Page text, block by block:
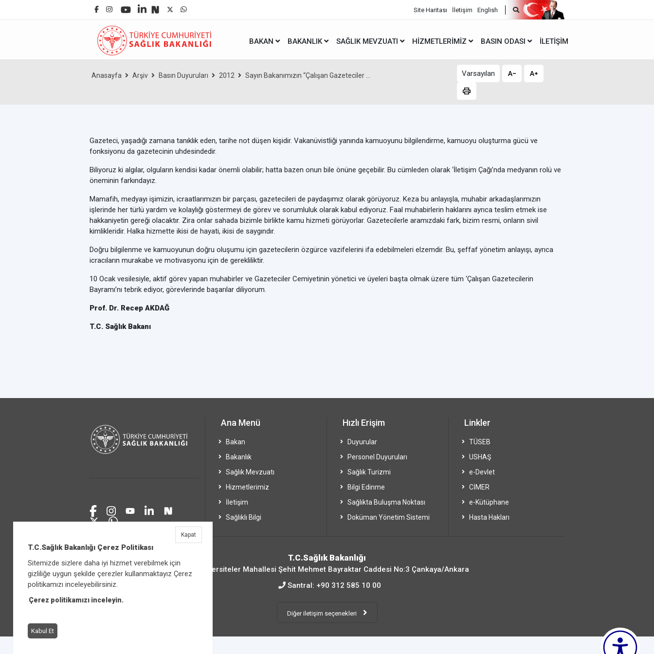
Site Haritası İletişim English
BAKAN BAKANLIK SAĞLIK MEVZUATI HIZMETLERIMIZ BASIN ODASI İLETIŞIM
Anasayfa Arşiv Basın Duyuruları 2012 Sayın Bakanımızın “Çalışan Gazeteciler ... Varsayılan
Gazeteci, yaşadığı zamana tanıklık eden, tarihe not düşen kişidir. Vakanüvistliği yanında kamuoyunu bilgilendirme, kamuoyu oluşturma gücü ve
fonksiyonu da gazetecinin uhdesindedir.
Biliyoruz ki algılar, olguların kendisi kadar önemli olabilir; hatta bazen onun bile önüne geçebilir. Bu cümleden olarak ‘İletişim Çağı’nda medyanın rolü ve
öneminin farkındayız.
Mamafih, medyayı işimizin, icraatlarımızın bir parçası, gazetecileri de paydaşımız olarak görüyoruz. Keza bu anlayışla, muhabir arkadaşlarımızın
işlerinde her türlü yardım ve kolaylığı göstermeyi de görev ve sorumluluk olarak kabul ediyoruz. Faal muhabirlerin haklarını ayrıca teslim etmek ise
hakkaniyetin gereği olacaktır. Zira onlar sahada bizimle birlikte kamu hizmeti görüyorlar. Gazetecilerle aramızdaki fark, bizim resmi, onların sivil
kimlikleridir. Halka hizmette ikisi de hayati, ikisi de saygındır.
Doğru bilgilenme ve kamuoyunun doğru oluşumu için gazetecilerin özgürce vazifelerini ifa edebilmeleri elzemdir. Bu, şeffaf yönetim anlayışı, ayrıca
icracıların murakabe ve motivasyonu için de gerekliliktir.
10 Ocak vesilesiyle, aktif görev yapan muhabirler ve Gazeteciler Cemiyetinin yönetici ve üyeleri başta olmak üzere tüm ‘Çalışan Gazetecilerin
Bayramı’nı tebrik ediyor, görevlerinde başarılar diliyorum.
Prof. Dr. Recep AKDAĞ
T.C. Sağlık Bakanı
Ana Menü
Bakan
Bakanlık
Sağlık Mevzuatı
Hizmetlerimiz
İletişim
Sağlıklı Bilgi
Hızlı Erişim
Duyurular
Personel Duyuruları
Sağlık Turizmi
Bilgi Edinme
Sağlıkta Buluşma Noktası
Doküman Yönetim Sistemi
Linkler
TÜSEB
USHAŞ
e-Devlet
CİMER
e-Kütüphane
Hasta Hakları
T.C.Sağlık Bakanlığı
Üniversiteler Mahallesi Şehit Mehmet Bayraktar Caddesi No:3 Çankaya/Ankara
Santral: +90 312 585 10 00
Diğer iletişim seçenekleri
T.C.Sağlık Bakanlığı Çerez Politikası
Sitemizde sizlere daha iyi hizmet verebilmek için
gizliliğe uygun şekilde çerezler kullanmaktayız Çerez
politikamızı inceleyebilirsiniz.
Çerez politikamızı inceleyin.
Kabul Et
Kapat